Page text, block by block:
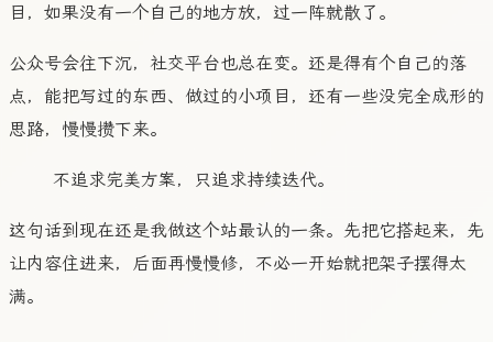
目，如果没有一个自己的地方放，过一阵就散了。
公众号会往下沉，社交平台也总在变。还是得有个自己的落
点，能把写过的东西、做过的小项目，还有一些没完全成形的
思路，慢慢攒下来。
不追求完美方案，只追求持续迭代。
这句话到现在还是我做这个站最认的一条。先把它搭起来，先
让内容住进来，后面再慢慢修，不必一开始就把架子摆得太
满。